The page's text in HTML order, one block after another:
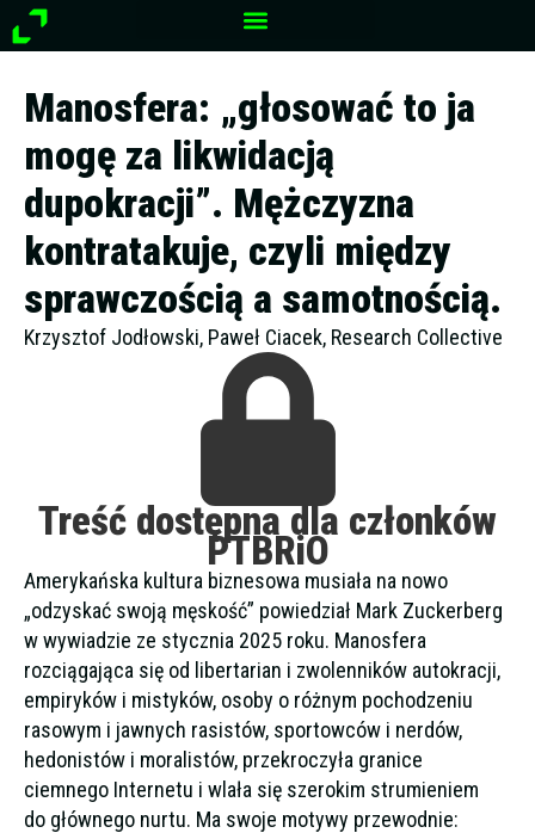
Przejdź
do
Manosfera: „głosować to ja
mogę za likwidacją
dupokracji”. Mężczyzna
kontratakuje, czyli między
sprawczością a samotnością.
Krzysztof Jodłowski, Paweł Ciacek, Research Collective
Treść dostępna dla członków
PTBRiO
Amerykańska kultura biznesowa musiała na nowo
„odzyskać swoją męskość” powiedział Mark Zuckerberg
w wywiadzie ze stycznia 2025 roku. Manosfera
rozciągająca się od libertarian i zwolenników autokracji,
empiryków i mistyków, osoby o różnym pochodzeniu
rasowym i jawnych rasistów, sportowców i nerdów,
hedonistów i moralistów, przekroczyła granice
ciemnego Internetu i wlała się szerokim strumieniem
do głównego nurtu. Ma swoje motywy przewodnie: